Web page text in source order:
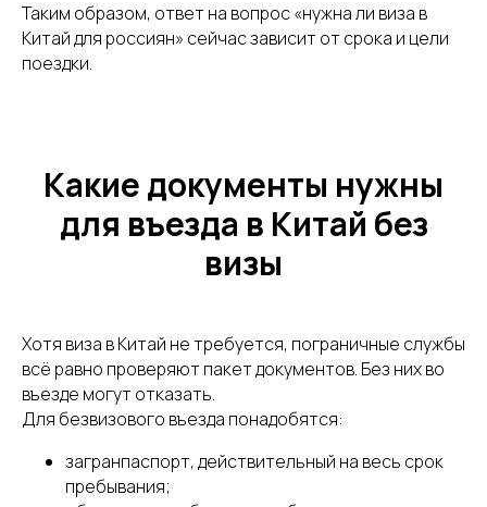
Таким образом, ответ на вопрос «нужна ли виза в
Китай для россиян» сейчас зависит от срока и цели
поездки.
Какие документы нужны
для въезда в Китай без
визы
Хотя виза в Китай не требуется, пограничные службы
всё равно проверяют пакет документов. Без них во
въезде могут отказать.
Для безвизового въезда понадобятся:
загранпаспорт, действительный на весь срок
пребывания;